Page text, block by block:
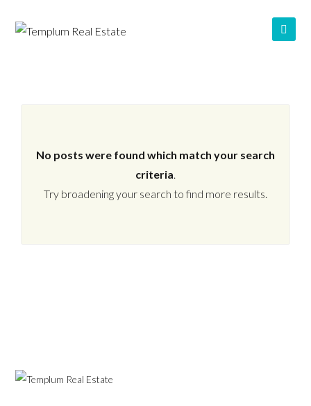
No posts were found which match your search
criteria.
Try broadening your search to find more results.